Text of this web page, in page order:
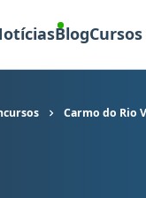
BlogCursos
Carmo do Rio